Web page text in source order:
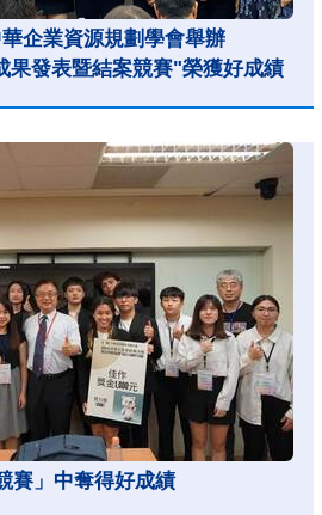
企業資源規劃學會舉辦
果發表暨結案競賽"榮獲好成績
賽」中奪得好成績